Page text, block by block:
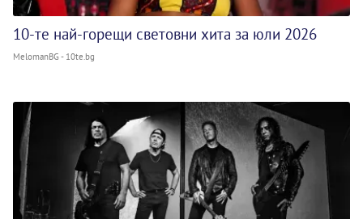
10-те най-горещи световни хита за юли 2026
MelomanBG - 10te.bg